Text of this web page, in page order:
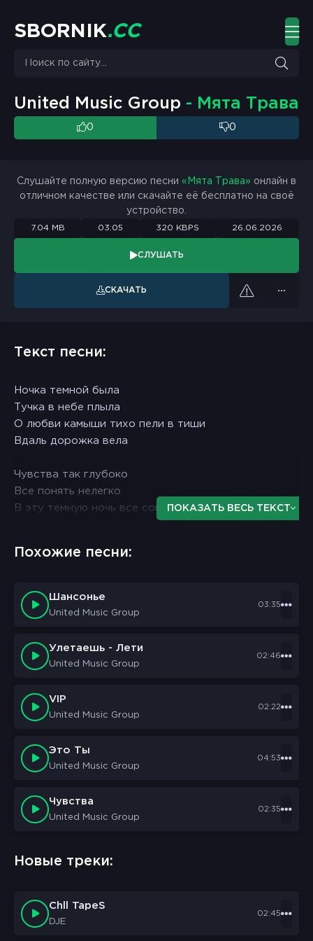
S BO R N K.CC
United Music Group - Мята Трава
0 0
Слушайте полную версию песни «Мята Трава» онлайн в
отличном качестве или скачайте её бесплатно на своё
устройство.
7.04 MB 03:05 320 KBPS 26.06.2026
СЛУШАТЬ
СКАЧАТЬ
Текст песни:
Ночка темной была
Тучка в небе плыла
О любви камыши тихо пели в тиши
Вдаль дорожка вела
Чувства так глубоко
Все понять нелегко
В эту темную ночь все сомнения прочь
До утра далеко
Оооо, пахла мятой трава
Деревья ветер качал
И он любить обещал
Деревья ветер качал
О, как любила она
Бушевала весна
Только ей не до сна, знать хотела она
Самый главный секрет
Просто да или нет
Пахла мятой трава
ПОКАЗАТЬ ВЕСЬ ТЕКСТ
Похожие песни:
Шансонье
United Music Group
03:35
Улетаешь - Лети
United Music Group
02:46
VIP
United Music Group
02:22
Это Ты
United Music Group
04:53
Чувства
United Music Group
02:35
Новые треки:
Chll TapeS
DJE
02:45